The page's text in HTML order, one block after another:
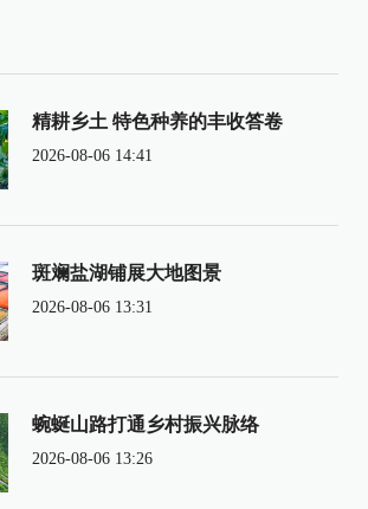
精耕乡土 特色种养的丰收答卷
2026-08-06 14:41
斑斓盐湖铺展大地图景
2026-08-06 13:31
蜿蜒山路打通乡村振兴脉络
2026-08-06 13:26